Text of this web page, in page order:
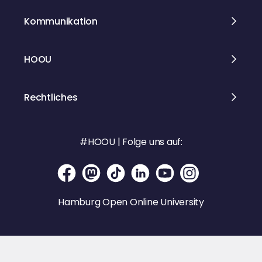
https://www.hamburgwaswillstduwiss
en.de
Kommunikation
HOOU
Rechtliches
#HOOU | Folge uns auf:
Hamburg Open Online University